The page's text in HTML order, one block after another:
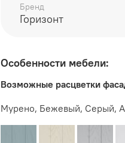
Дополнительно
комплект не входят
Производитель:
Мебельная фабрика
Бренд
Горизонт
Особенности мебели:
Возможные расцветки
Мурено, Бежевый, Серый,